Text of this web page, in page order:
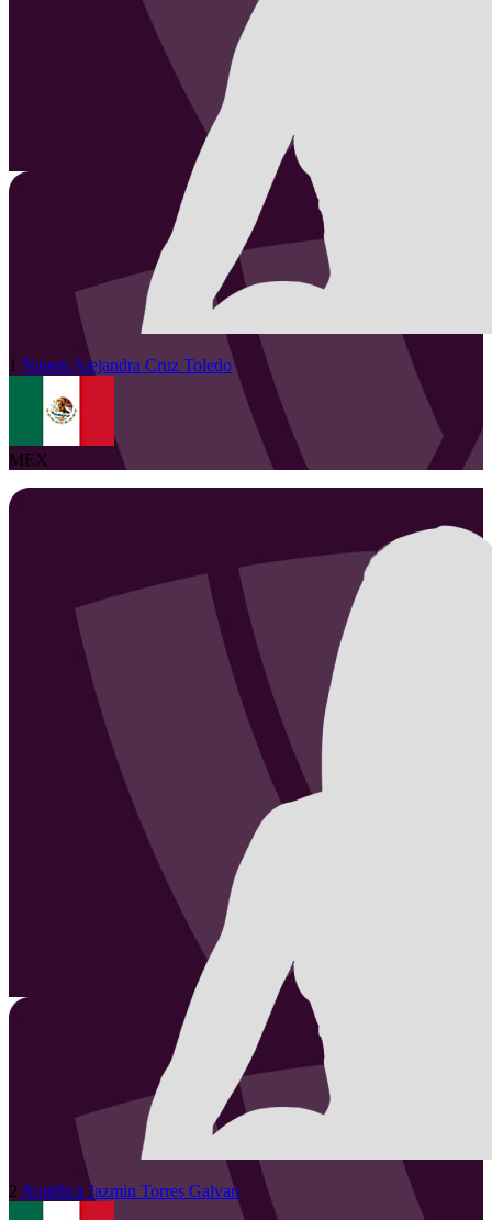
1 Naomi Alejandra Cruz Toledo
MEX
2 Angélica Jazmin Torres Galvan